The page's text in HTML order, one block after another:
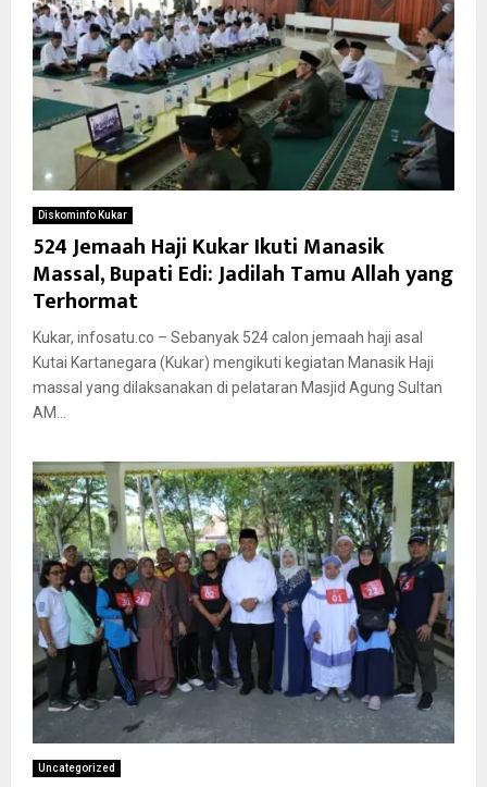
Diskominfo Kukar
524 Jemaah Haji Kukar Ikuti Manasik
Massal, Bupati Edi: Jadilah Tamu Allah yang
Terhormat
Kukar, infosatu.co – Sebanyak 524 calon jemaah haji asal
Kutai Kartanegara (Kukar) mengikuti kegiatan Manasik Haji
massal yang dilaksanakan di pelataran Masjid Agung Sultan
AM...
Uncategorized